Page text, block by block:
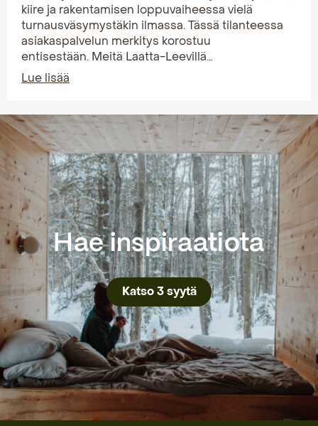
kiire ja rakentamisen loppuvaiheessa vielä
turnausväsymystäkin ilmassa. Tässä tilanteessa
asiakaspalvelun merkitys korostuu
entisestään. Meitä Laatta-Leevillä…
Lue lisää
Hae inspiraatiota
Katso 3 syytä